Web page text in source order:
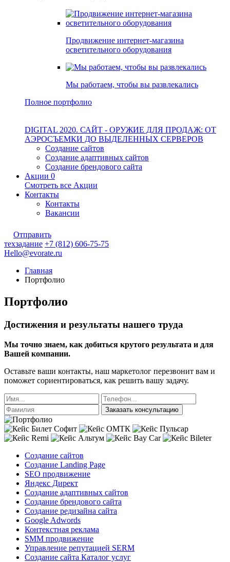
Продвижение интернет-магазина
осветительного оборудования
Мы работаем, чтобы вы развлекались
Полное портфолио
DIGITAL 2020. САЙТ - ОРУЖИЕ ДЛЯ ПРОДАЖ: ОТ
АЭРОСЪЕМКИ ДО ВЫДЕЛЕННЫХ СЕРВЕРОВ
Создание сайтов
Создание адаптивных сайтов
Создание брендового сайта
Акции 0
Смотреть все Акции
Контакты
Контакты
Вакансии
Отправить
техзадание +7 (812) 606-75-75
Hello@evorate.ru
Главная
Портфолио
Портфолио
Достижения и результаты нашего труда
Мы точно знаем, как добиться крутого результата и для
Вашей компании.
Оставьте ваши контакты, наш маркетолог перезвонит вам и
поможет сориентироваться, как решить вашу задачу.
Заказать консультацию
Создание сайтов
Создание Landing Page
SEO продвижение
Яндекс Директ
Создание адаптивных сайтов
Создание брендового сайта
Создание редизайна сайта
Google Adwords
Контекстная реклама
SMM продвижение
Управление репутацией SERM
Создание сайта Каталог услуг